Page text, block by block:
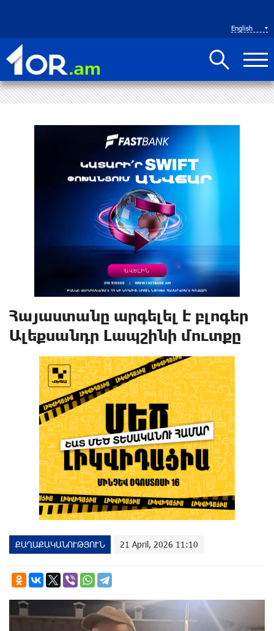
English
Հայաստանը արգելել է բլոգեր
Ալեքսանդր Լապշինի մուտքը
ՔԱՂԱՔԱԿԱՆՈՒԹՅՈՒՆ 21 April, 2026 11:10